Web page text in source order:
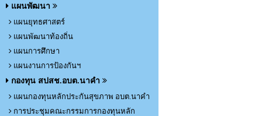
แผนพัฒนา
แผนยุทธศาสตร์
แผนพัฒนาท้องถิ่น
แผนการศึกษา
แผนงานการป้องกันฯ
กองทุน สปสช.อบต.นาคำ
แผนกองทุนหลักประกันสุขภาพ อบต.นาคำ
การประชุมคณะกรรมการกองทุนหลัก